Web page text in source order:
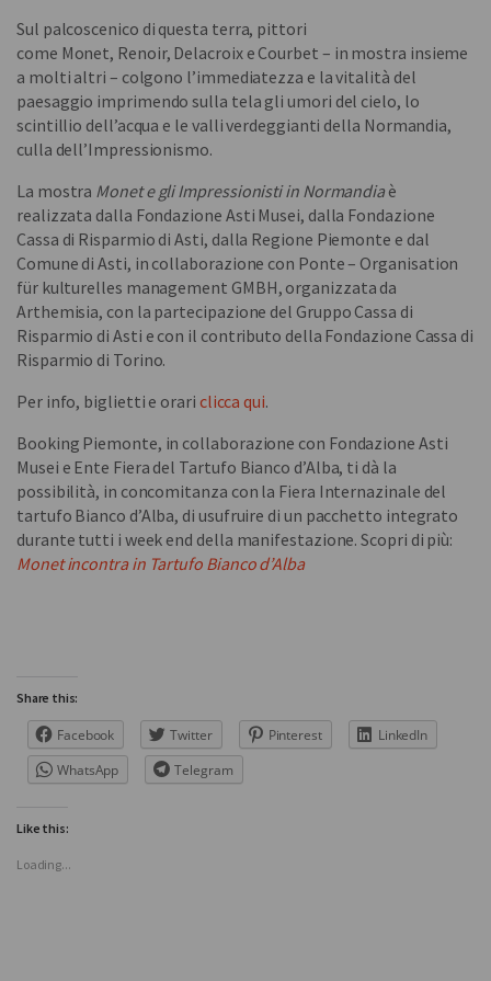
Sul palcoscenico di questa terra, pittori
come Monet, Renoir, Delacroix e Courbet – in mostra insieme
a molti altri – colgono l’immediatezza e la vitalità del
paesaggio imprimendo sulla tela gli umori del cielo, lo
scintillio dell’acqua e le valli verdeggianti della Normandia,
culla dell’Impressionismo.
La mostra Monet e gli Impressionisti in Normandia è
realizzata dalla Fondazione Asti Musei, dalla Fondazione
Cassa di Risparmio di Asti, dalla Regione Piemonte e dal
Comune di Asti, in collaborazione con Ponte – Organisation
für kulturelles management GMBH, organizzata da
Arthemisia, con la partecipazione del Gruppo Cassa di
Risparmio di Asti e con il contributo della Fondazione Cassa di
Risparmio di Torino.
Per info, biglietti e orari clicca qui.
Booking Piemonte, in collaborazione con Fondazione Asti
Musei e Ente Fiera del Tartufo Bianco d’Alba, ti dà la
possibilità, in concomitanza con la Fiera Internazinale del
tartufo Bianco d’Alba, di usufruire di un pacchetto integrato
durante tutti i week end della manifestazione. Scopri di più:
Monet incontra in Tartufo Bianco d’Alba
Share this:
Facebook Twitter Pinterest
LinkedIn
WhatsApp
Telegram
Like this:
Loading...